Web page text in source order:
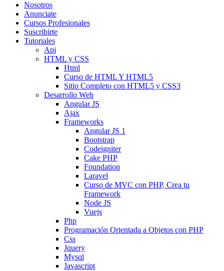
Nosotros
Anunciate
Cursos Profesionales
Suscribirte
Tutoriales
Api
HTML y CSS
Html
Curso de HTML Y HTML5
Sitio Completo con HTML5 y CSS3
Desarrollo Web
Angular JS
Ajax
Frameworks
Angular JS 1
Bootstrap
Codeigniter
Cake PHP
Foundation
Laravel
Curso de MVC con PHP, Crea tu
Framework
Node JS
Vuejs
Php
Programación Orientada a Objetos con PHP
Css
Jquery
Mysql
Javascript